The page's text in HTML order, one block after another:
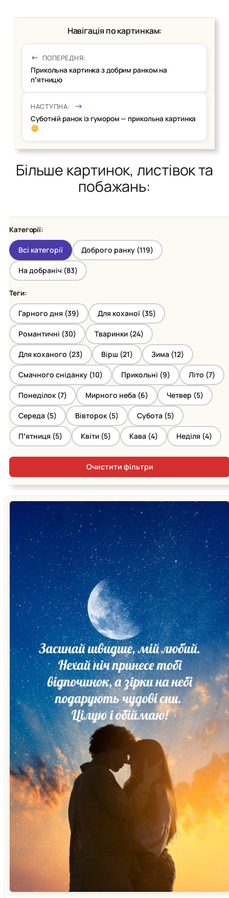
Навігація по картинкам:
ПОПЕРЕДНЯ:
Прикольна картинка з добрим ранком на
пʼятницю
НАСТУПНА:
Суботній ранок із гумором — прикольна картинка
Більше картинок, листівок та
побажань:
Категорії:
Всі категорії Доброго ранку (119)
На добраніч (83)
Теги:
Гарного дня (39) Для коханої (35)
Романтичні (30) Тваринки (24)
Для коханого (23) Вірш (21) Зима (12)
Смачного сніданку (10) Прикольні (9) Літо (7)
Понеділок (7) Мирного неба (6) Четвер (5)
Середа (5) Вівторок (5) Субота (5)
Пʼятниця (5) Квіти (5) Кава (4) Неділя (4)
Очистити фільтри